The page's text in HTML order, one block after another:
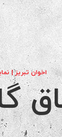
اخوان تبریز |